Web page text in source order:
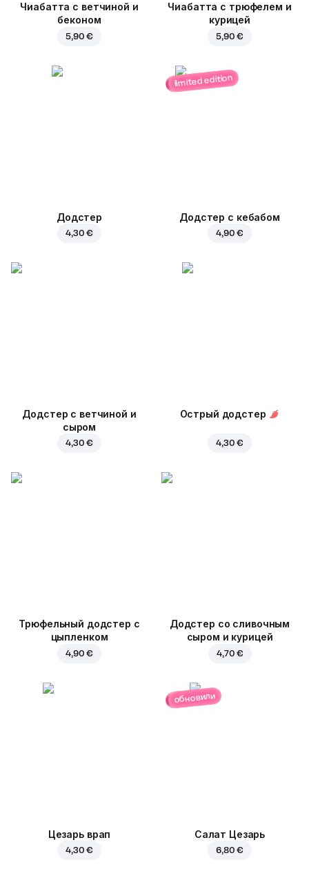
Чиабатта с ветчиной и
беконом
5,90 €
Чиабатта с трюфелем и
курицей
5,90 €
Додстер
4,30 €
limited edition
Додстер с кебабом
4,90 €
Додстер с ветчиной и
сыром
4,30 €
Острый додстер
4,30 €
Трюфельный додстер c
цыпленком
4,90 €
Додстер со сливочным
сыром и курицей
4,70 €
Цезарь врап
4,30 €
обновили
Салат Цезарь
6,80 €